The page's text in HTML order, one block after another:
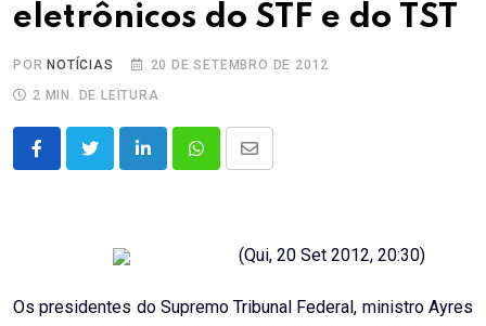
eletrônicos do STF e do TST
POR NOTÍCIAS
20 DE SETEMBRO DE 2012
2 MIN. DE LEITURA
LinkedInWhatsappShare
(Qui, 20 Set 2012, 20:30)
Os presidentes do Supremo Tribunal Federal, ministro Ayres